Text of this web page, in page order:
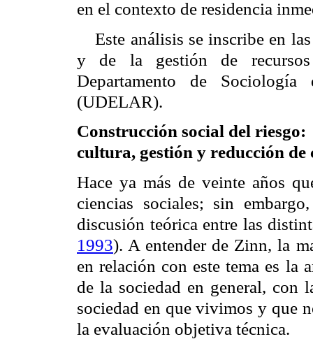
en el contexto de residencia
Este análisis se inscribe en
y de la gestión de
Departamento de
(UDELAR).
Construcción social del riesgo:
cultura, gestión y reducción
Hace ya más de veinte años
ciencias sociales; sin
discusión teórica entre las
1993). A entender de Zinn, la
en relación con este tema es la
de la sociedad en general, con
sociedad en que vivimos y que
la evaluación objetiva técnica.